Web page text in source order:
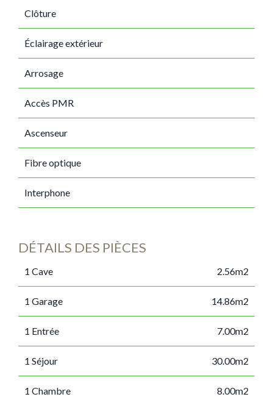
Clôture
Éclairage extérieur
Arrosage
Accès PMR
Ascenseur
Fibre optique
Interphone
DÉTAILS DES PIÈCES
1 Cave 2.56m2
1 Garage 14.86m2
1 Entrée 7.00m2
1 Séjour 30.00m2
1 Chambre 8.00m2